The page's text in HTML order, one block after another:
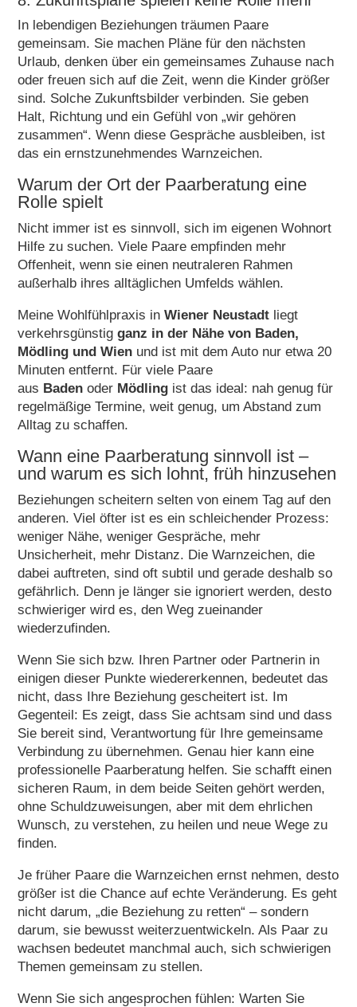
In lebendigen Beziehungen träumen Paare
gemeinsam. Sie machen Pläne für den nächsten
Urlaub, denken über ein gemeinsames Zuhause nach
oder freuen sich auf die Zeit, wenn die Kinder größer
sind. Solche Zukunftsbilder verbinden. Sie geben
Halt, Richtung und ein Gefühl von „wir gehören
zusammen“. Wenn diese Gespräche ausbleiben, ist
das ein ernstzunehmendes Warnzeichen.
Warum der Ort der Paarberatung eine
Rolle spielt
Nicht immer ist es sinnvoll, sich im eigenen Wohnort
Hilfe zu suchen. Viele Paare empfinden mehr
Offenheit, wenn sie einen neutraleren Rahmen
außerhalb ihres alltäglichen Umfelds wählen.
Meine Wohlfühlpraxis in Wiener Neustadt liegt
verkehrsgünstig ganz in der Nähe von Baden,
Mödling und Wien und ist mit dem Auto nur etwa 20
Minuten entfernt. Für viele Paare
aus Baden oder Mödling ist das ideal: nah genug für
regelmäßige Termine, weit genug, um Abstand zum
Alltag zu schaffen.
Wann eine Paarberatung sinnvoll ist –
und warum es sich lohnt, früh hinzusehen
Beziehungen scheitern selten von einem Tag auf den
anderen. Viel öfter ist es ein schleichender Prozess:
weniger Nähe, weniger Gespräche, mehr
Unsicherheit, mehr Distanz. Die Warnzeichen, die
dabei auftreten, sind oft subtil und gerade deshalb so
gefährlich. Denn je länger sie ignoriert werden, desto
schwieriger wird es, den Weg zueinander
wiederzufinden.
Wenn Sie sich bzw. Ihren Partner oder Partnerin in
einigen dieser Punkte wiedererkennen, bedeutet das
nicht, dass Ihre Beziehung gescheitert ist. Im
Gegenteil: Es zeigt, dass Sie achtsam sind und dass
Sie bereit sind, Verantwortung für Ihre gemeinsame
Verbindung zu übernehmen. Genau hier kann eine
professionelle Paarberatung helfen. Sie schafft einen
sicheren Raum, in dem beide Seiten gehört werden,
ohne Schuldzuweisungen, aber mit dem ehrlichen
Wunsch, zu verstehen, zu heilen und neue Wege zu
finden.
Je früher Paare die Warnzeichen ernst nehmen, desto
größer ist die Chance auf echte Veränderung. Es geht
nicht darum, „die Beziehung zu retten“ – sondern
darum, sie bewusst weiterzuentwickeln. Als Paar zu
wachsen bedeutet manchmal auch, sich schwierigen
Themen gemeinsam zu stellen.
Wenn Sie sich angesprochen fühlen: Warten Sie